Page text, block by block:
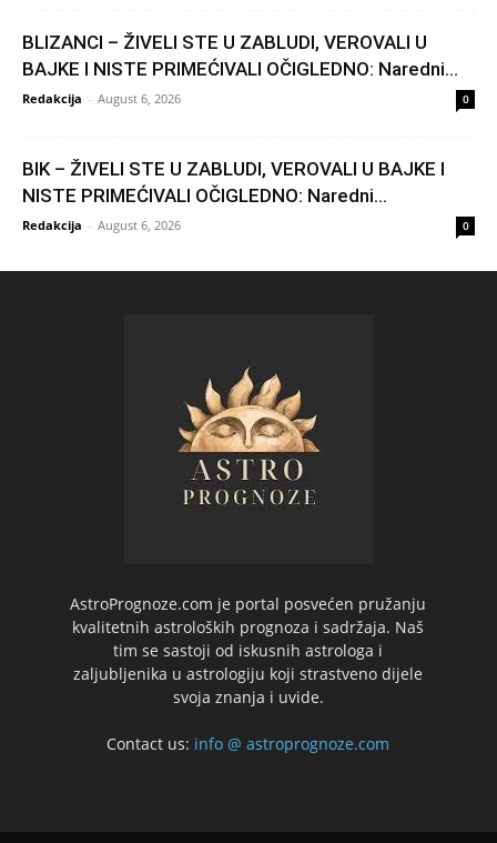
BLIZANCI – ŽIVELI STE U ZABLUDI, VEROVALI U
BAJKE I NISTE PRIMEĆIVALI OČIGLEDNO: Naredni...
Redakcija - August 6, 2026 0
BIK – ŽIVELI STE U ZABLUDI, VEROVALI U BAJKE I
NISTE PRIMEĆIVALI OČIGLEDNO: Naredni...
Redakcija - August 6, 2026 0
AstroPrognoze.com je portal posvećen pružanju
kvalitetnih astroloških prognoza i sadržaja. Naš
tim se sastoji od iskusnih astrologa i
zaljubljenika u astrologiju koji strastveno dijele
svoja znanja i uvide.
Contact us: info @ astroprognoze.com